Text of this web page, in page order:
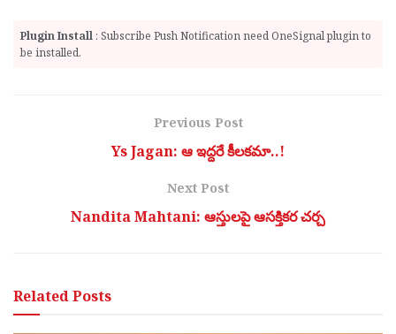
Plugin Install : Subscribe Push Notification need OneSignal plugin to
be installed.
Previous Post
Ys Jagan: ఆ ఇద్దరే కీలకమా..!
Next Post
Nandita Mahtani: ఆస్తులపై ఆసక్తిక‌ర చ‌ర్చ
RelatedPosts